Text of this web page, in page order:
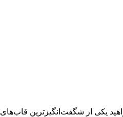
یکی از شگفت‌انگیزترین قاب‌های